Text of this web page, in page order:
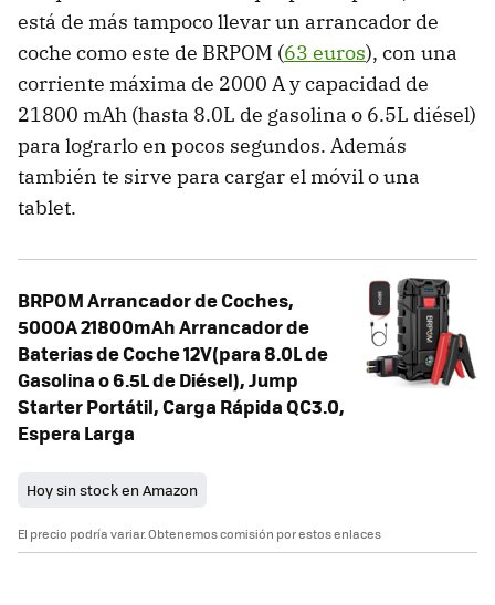
está de más tampoco llevar un arrancador de
coche como este de BRPOM (63 euros), con una
corriente máxima de 2000 A y capacidad de
21800 mAh (hasta 8.0L de gasolina o 6.5L diésel)
para lograrlo en pocos segundos. Además
también te sirve para cargar el móvil o una
tablet.
BRPOM Arrancador de Coches,
5000A 21800mAh Arrancador de
Baterias de Coche 12V(para 8.0L de
Gasolina o 6.5L de Diésel), Jump
Starter Portátil, Carga Rápida QC3.0,
Espera Larga
Hoy sin stock en Amazon
El precio podría variar. Obtenemos comisión por estos enlaces